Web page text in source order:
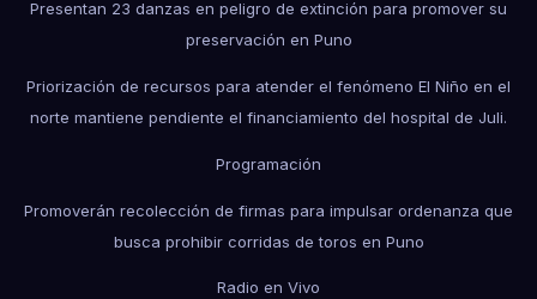
Presentan 23 danzas en peligro de extinción para promover su
preservación en Puno
Priorización de recursos para atender el fenómeno El Niño en el
norte mantiene pendiente el financiamiento del hospital de Juli.
Programación
Promoverán recolección de firmas para impulsar ordenanza que
busca prohibir corridas de toros en Puno
Radio en Vivo